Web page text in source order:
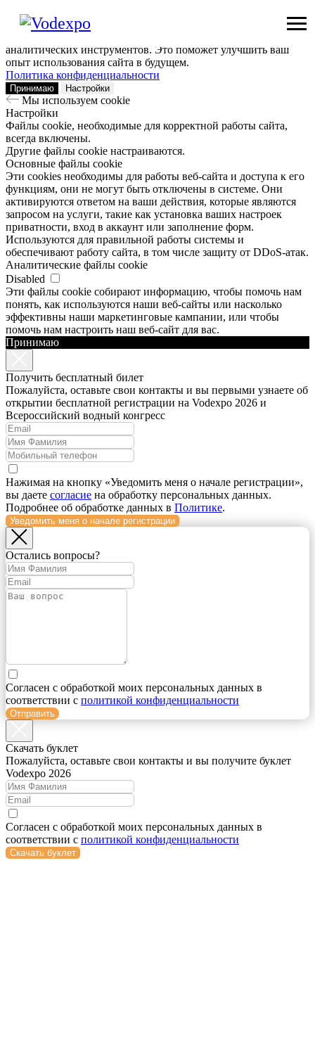
Мы используем сookie
Заходя на наш сайт, вы помогаете нам сделать его лучше: мы
аналитических инструментов. Это поможет улучшить ваш
опыт использования сайта в будущем.
Политика конфиденциальности
Принимаю Настройки
Мы используем сookie
Настройки
Файлы cookie, необходимые для корректной работы сайта,
всегда включены.
Другие файлы cookie настраиваются.
Основные файлы cookie
Эти cookies необходимы для работы веб-сайта и доступа к его
функциям, они не могут быть отключены в системе. Они
активируются ответом на ваши действия, которые являются
запросом на услуги, такие как установка ваших настроек
приватности, вход в аккаунт или заполнение форм.
Используются для правильной работы системы и
обеспечивают работу сайта, в том числе защиту от DDoS-атак.
Аналитические файлы cookie
Disabled
Эти файлы cookie собирают информацию, чтобы помочь нам
понять, как используются наши веб-сайты или насколько
эффективны наши маркетинговые кампании, или чтобы
помочь нам настроить наш веб-сайт для вас.
Принимаю
Получить бесплатный билет
Пожалуйста, оставьте свои контакты и вы первыми узнаете об
открытии бесплатной регистрации на Vodexpo 2026 и
Всероссийский водный конгресс
Нажимая на кнопку «Уведомить меня о начале регистрации»,
вы даете согласие на обработку персональных данных.
Подробнее об обработке данных в Политике.
Уведомить меня о начале регистрации
Остались вопросы?
Согласен с обработкой моих персональных данных в
соответствии с политикой конфиденциальности
Отправить
Cкачать буклет
Пожалуйста, оставьте свои контакты и вы получите буклет
Vodexpo 2026
Согласен с обработкой моих персональных данных в
соответствии с политикой конфиденциальности
Скачать буклет